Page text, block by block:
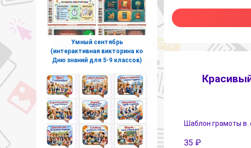
Шаблон грамоты в
35 ₽
Умный сентябрь
(интерактивная викторина ко
Дню знаний для 5-9 классов)